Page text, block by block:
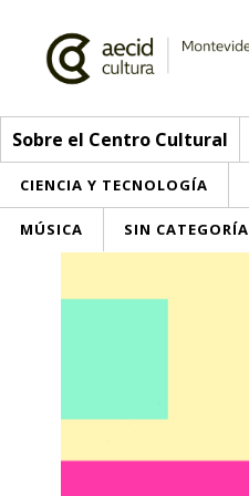
Sobre el Centro Cultural
CIENCIA Y TECNOLOGÍA
MÚSICA SIN CATEGORÍA
Visítanos
Inscripciones
Envíanos tu propuesta
Buzón de sugerencias
Noticias
Convocatorias